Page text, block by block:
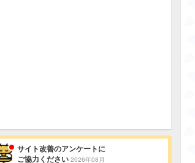
サイト改善のアンケートに
ご協力ください 2026年08月